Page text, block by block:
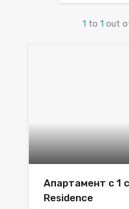
1 to 1 out
Апартамент с 1
Residence